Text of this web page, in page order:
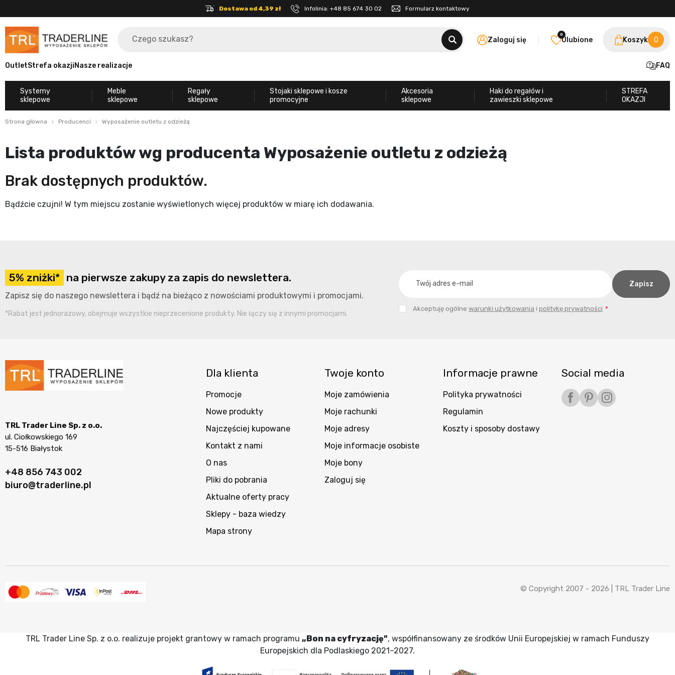
Dostawa od 4,39 zł Infolinia: +48 85 674 30 02 Formularz kontaktowy
Zaloguj się Ulubione
0
Koszyk 0
OutletStrefa okazjiNasze realizacje FAQ
Systemy
sklepowe
Meble
sklepowe
Regały
sklepowe
Stojaki sklepowe i kosze
promocyjne
Akcesoria
sklepowe
Haki do regałów i
zawieszki sklepowe
STREFA
OKAZJI
Strona główna Producenci Wyposażenie outletu z odzieżą
Lista produktów wg producenta Wyposażenie outletu z odzieżą
Brak dostępnych produktów.
Bądźcie czujni! W tym miejscu zostanie wyświetlonych więcej produktów w miarę ich dodawania.
5% zniżki* na pierwsze zakupy za zapis do newslettera.
Zapisz się do naszego newslettera i bądź na bieżąco z nowościami produktowymi i promocjami.
*Rabat jest jednorazowy, obejmuje wszystkie nieprzecenione produkty. Nie łączy się z innymi promocjami.
Akceptuję ogólne warunki użytkowania i politykę prywatności
TRL Trader Line Sp. z o.o.
ul. Ciołkowskiego 169
15-516 Białystok
+48 856 743 002
biuro@traderline.pl
Dla klienta
Promocje
Nowe produkty
Najczęściej kupowane
Kontakt z nami
O nas
Pliki do pobrania
Aktualne oferty pracy
Sklepy - baza wiedzy
Mapa strony
Twoje konto
Moje zamówienia
Moje rachunki
Moje adresy
Moje informacje osobiste
Moje bony
Zaloguj się
Informacje prawne
Polityka prywatności
Regulamin
Koszty i sposoby dostawy
Social media
Facebook
PinterestInstagram
© Copyright 2007 - 2026 | TRL Trader Line
TRL Trader Line Sp. z o.o. realizuje projekt grantowy w ramach programu „Bon na cyfryzację", współfinansowany ze środków Unii Europejskiej w ramach Funduszy
Europejskich dla Podlaskiego 2021–2027.